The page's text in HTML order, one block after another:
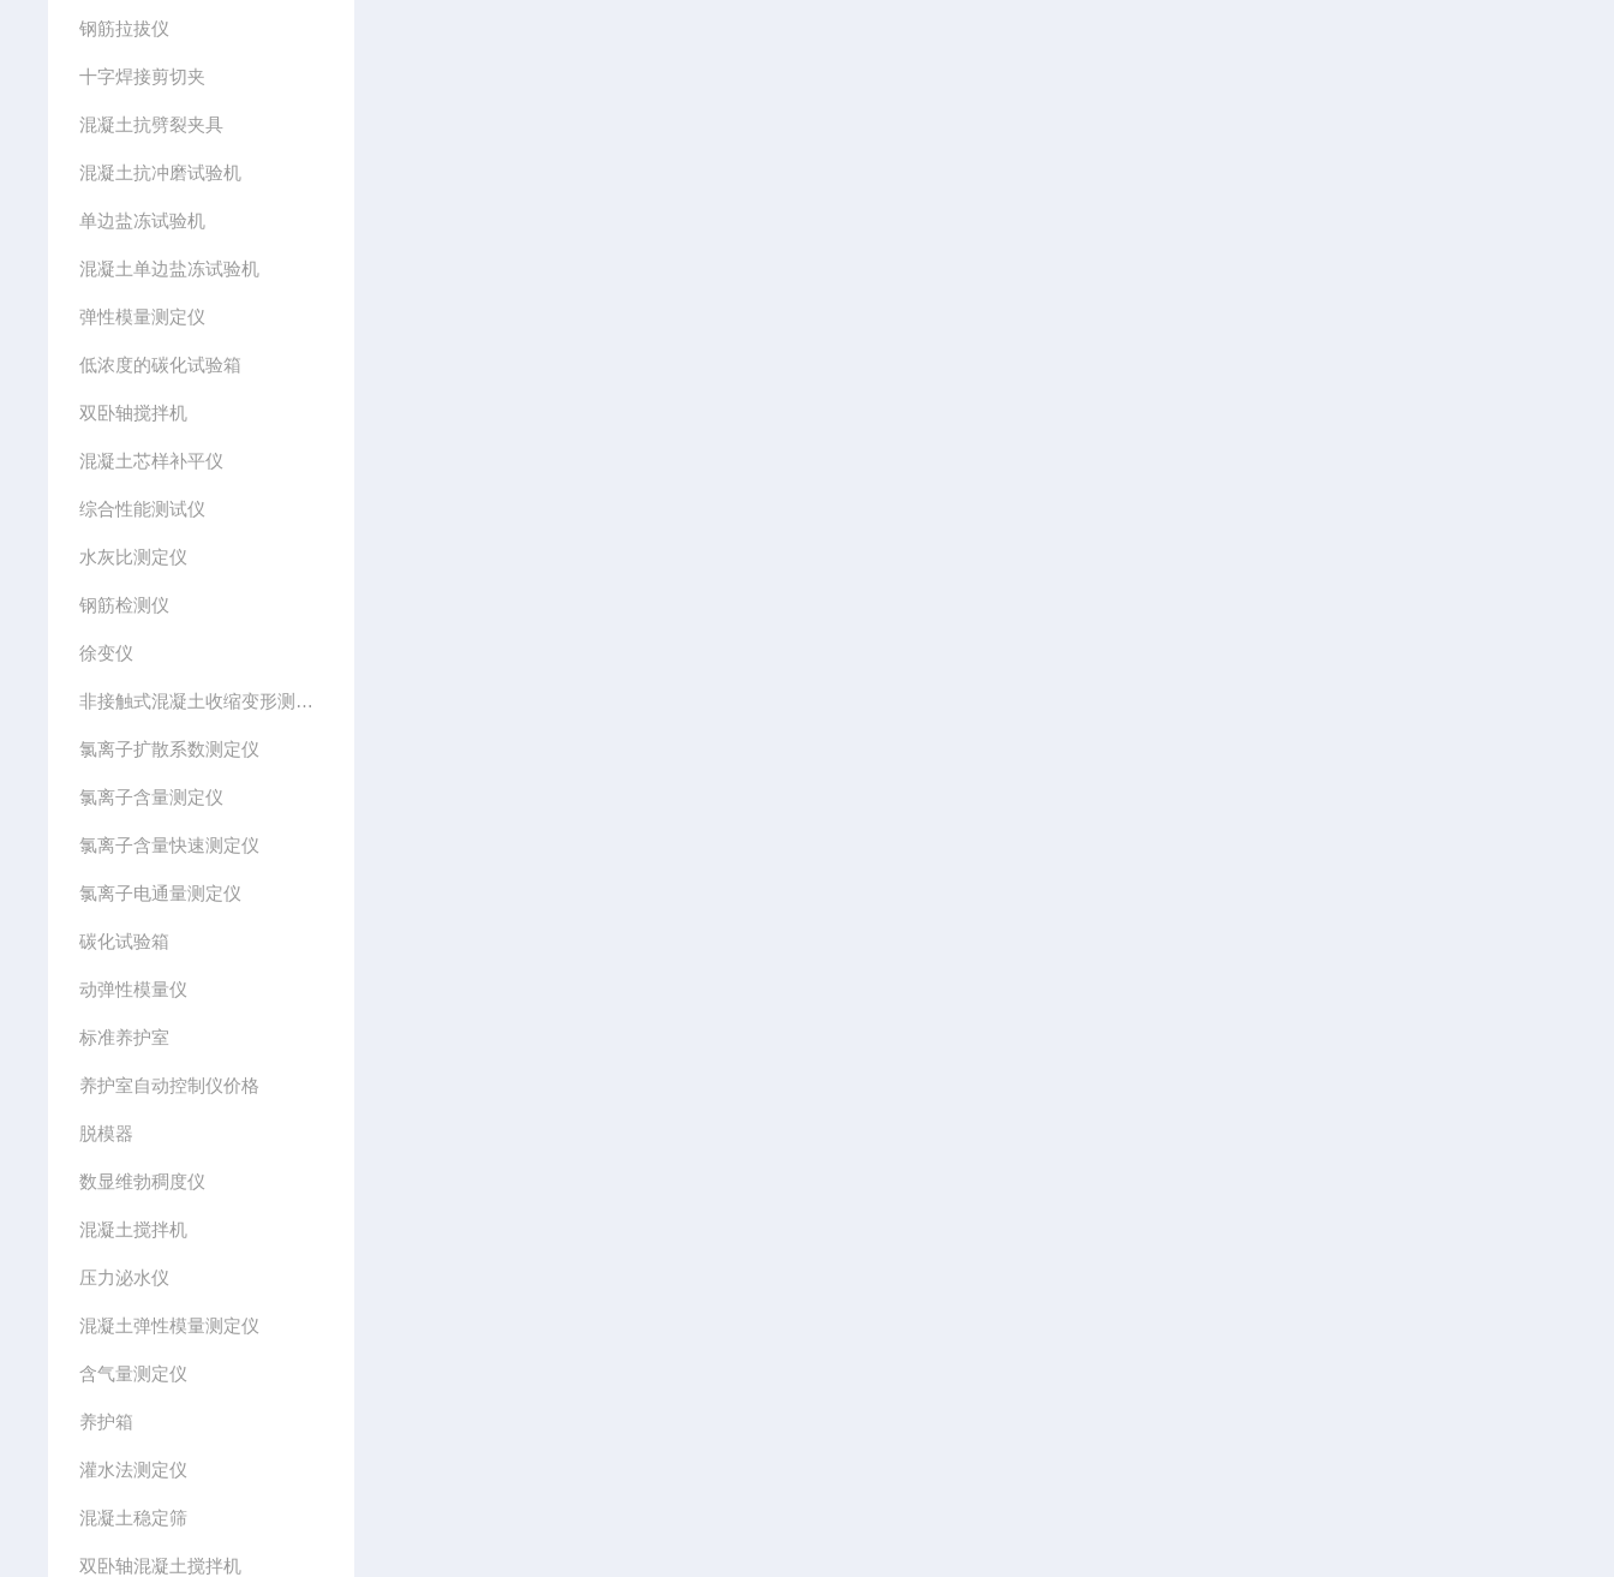
钢筋拉拔仪
十字焊接剪切夹
混凝土抗劈裂夹具
混凝土抗冲磨试验机
单边盐冻试验机
混凝土单边盐冻试验机
弹性模量测定仪
低浓度的碳化试验箱
双卧轴搅拌机
混凝土芯样补平仪
综合性能测试仪
水灰比测定仪
钢筋检测仪
徐变仪
非接触式混凝土收缩变形测定仪
氯离子扩散系数测定仪
氯离子含量测定仪
氯离子含量快速测定仪
氯离子电通量测定仪
碳化试验箱
动弹性模量仪
标准养护室
养护室自动控制仪价格
脱模器
数显维勃稠度仪
混凝土搅拌机
压力泌水仪
混凝土弹性模量测定仪
含气量测定仪
养护箱
灌水法测定仪
混凝土稳定筛
双卧轴混凝土搅拌机